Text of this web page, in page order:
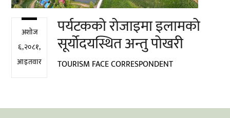
अशोज
६,२०८१,
आइतवार
पर्यटकको रोजाइमा इलामको
सूर्योदयस्थित अन्तु पोखरी
TOURISM FACE CORRESPONDENT